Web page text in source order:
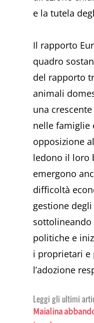
e la tutela
Il rapporto
quadro
del rapporto
animali
una
nelle famiglie
opposizione
ledono il loro
emergono
difficoltà
gestione
sottolineando
politiche e
i proprietari e
l’adozione
Leggi gli ultimi
Maialina